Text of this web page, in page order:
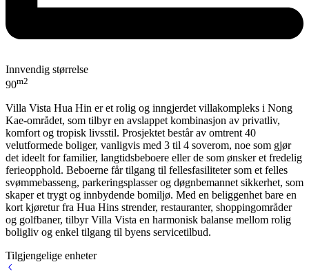
Innvendig størrelse
90m2
Villa Vista Hua Hin er et rolig og inngjerdet villakompleks i Nong
Kae-området, som tilbyr en avslappet kombinasjon av privatliv,
komfort og tropisk livsstil. Prosjektet består av omtrent 40
velutformede boliger, vanligvis med 3 til 4 soverom, noe som gjør
det ideelt for familier, langtidsbeboere eller de som ønsker et fredelig
ferieopphold. Beboerne får tilgang til fellesfasiliteter som et felles
svømmebasseng, parkeringsplasser og døgnbemannet sikkerhet, som
skaper et trygt og innbydende bomiljø. Med en beliggenhet bare en
kort kjøretur fra Hua Hins strender, restauranter, shoppingområder
og golfbaner, tilbyr Villa Vista en harmonisk balanse mellom rolig
boligliv og enkel tilgang til byens servicetilbud.
Tilgjengelige enheter